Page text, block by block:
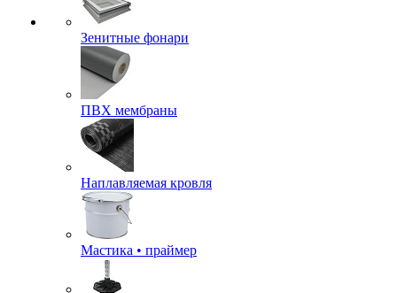
Зенитные фонари
ПВХ мембраны
Наплавляемая кровля
Мастика • праймер